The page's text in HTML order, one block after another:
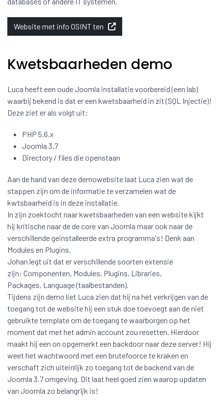
Website met info OSINT ten
Kwetsbaarheden demo
Luca heeft een oude Joomla installatie voorbereid (een lab)
waarbij bekend is dat er een kwetsbaarheid in zit (SQL Injectie)!
Deze ziet er als volgt uit:
PHP 5.6.x
Joomla 3.7
Directory / files die openstaan
Aan de hand van deze demowebsite laat Luca zien wat de
stappen zijn om de informatie te verzamelen wat de
kwtsbaarheid is in deze installatie.
In zijn zoektocht naar kwetsbaarheden van een website kijkt
hij kritische naar de de core van Joomla maar ook naar de
verschillende geinstalleerde extra programma's! Denk aan
Modules en Plugins.
Johan legt uit dat er verschillende soorten extensie
zijn: Componenten, Modules, Plugins, Libraries,
Packages, Language (taalbestanden).
Tijdens zijn demo liet Luca zien dat hij na het verkrijgen van de
toegang tot de website hij een stuk doe toevoegt aan de niet
gebruikte template om de toegang te waarborgen op het
moment dat met het admin account zou resetten. Hierdoor
maakt hij een on opgemerkt een backdoor naar deze server! Hij
weet het wachtwoord met een brutefoorce te kraken en
verschaft zich uiteinlijk zo toegang tot de backend van de
Joomla 3.7 omgeving. Dit laat heel goed zien waarop updaten
van Joomla zo belangrijk is!